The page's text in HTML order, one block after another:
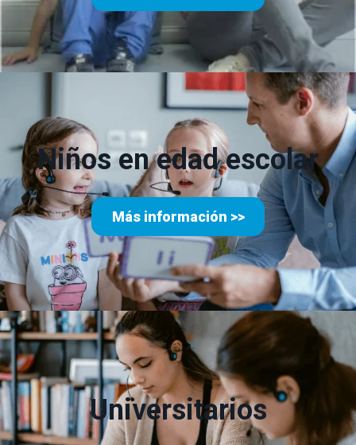
Niños en edad escolar
Más información >>
Universitarios